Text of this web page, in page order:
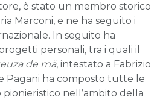
è stato un membro storico
Marconi, e ne ha seguito i
In seguito ha
personali, tra i quali il
de mä, intestato a Fabrizio
Pagani ha composto tutte le
nell’ambito della